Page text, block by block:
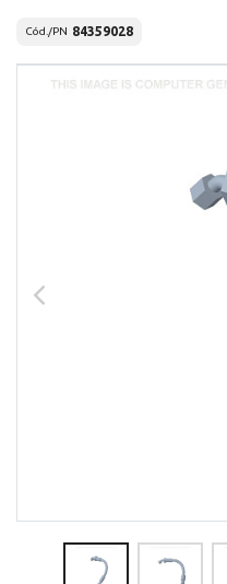
Cód./PN 84359028